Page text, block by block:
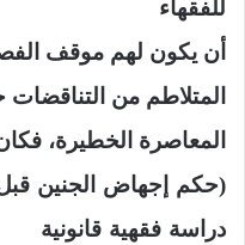
للفقهاء
أن يكون لهم موقف
المتلاطم من
المعاصرة الخطيرة،
(حكم
إجهاض الجنين
دراسة فقهية قانونية